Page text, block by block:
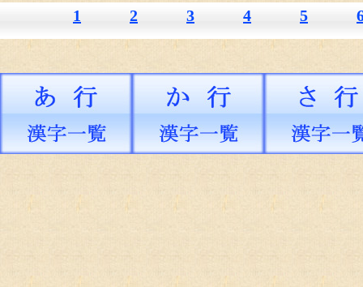
1 2 3 4 5